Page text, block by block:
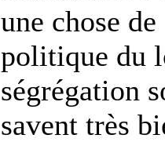
une chose
politique du
ségrégation
savent très